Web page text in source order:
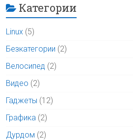
Категории
Linux (5)
Безкатегории (2)
Велосипед (2)
Видео (2)
Гаджеты (12)
Графика (2)
Дурдом (2)